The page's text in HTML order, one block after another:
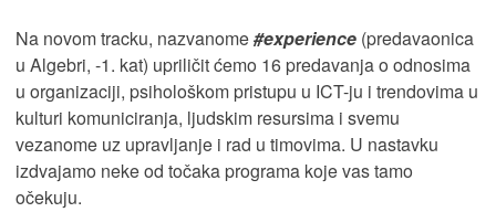
Na novom tracku, nazvanome#experience (predavaonica
u Algebri, -1. kat) upriličit ćemo 16 predavanja o odnosima
u organizaciji, psihološkom pristupu u ICT-ju i trendovima u
kulturi komuniciranja, ljudskim resursima i svemu
vezanome uz upravljanje i rad u timovima. U nastavku
izdvajamo neke od točaka programa koje vas tamo
očekuju.